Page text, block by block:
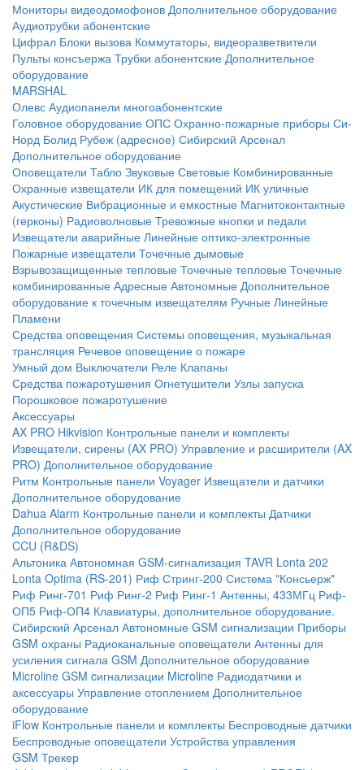
Мониторы видеодомофонов Дополнительное оборудование
Аудиотрубки абонентские
Цифрал Блоки вызова Коммутаторы, видеоразветвители
Пульты консъержа Трубки абонентские Дополнительное
оборудование
MARSHAL
Олевс Аудиопанели многоабонентские
Головное оборудование ОПС Охранно-пожарные приборы Си-
Норд Болид Рубеж (адресное) Сибирский Арсенал
Дополнительное оборудование
Оповещатели Табло Звуковые Световые Комбинированные
Охранные извещатели ИК для помещений ИК уличные
Акустические Вибрационные и емкостные Магнитоконтактные
(герконы) Радиоволновые Тревожные кнопки и педали
Извещатели аварийные Линейные оптико-электронные
Пожарные извещатели Точечные дымовые
Взрывозащищенные тепловые Точечные тепловые Точечные
комбинированные Адресные Автономные Дополнительное
оборудование к точечным извещателям Ручные Линейные
Пламени
Средства оповещения Системы оповещения, музыкальная
трансляция Речевое оповещение о пожаре
Умный дом Выключатели Реле Клапаны
Средства пожаротушения Огнетушители Узлы запуска
Порошковое пожаротушение
Аксессуары
AX PRO Hikvision Контрольные панели и комплекты
Извещатели, сирены (AX PRO) Управление и расширители (AX
PRO) Дополнительное оборудование
Ритм Контрольные панели Voyager Извещатели и датчики
Дополнительное оборудование
Dahua Alarm Контрольные панели и комплекты Датчики
Дополнительное оборудование
CCU (R&DS)
Альтоника Автономная GSM-сигнализация TAVR Lonta 202
Lonta Optima (RS-201) Риф Стринг-200 Система "Консьерж"
Риф Ринг-701 Риф Ринг-2 Риф Ринг-1 Антенны, 433МГц Риф-
ОП5 Риф-ОП4 Клавиатуры, дополнительное оборудование.
Сибирский Арсенал Автономные GSM сигнализации Приборы
GSM охраны Радиоканальные оповещатели Антенны для
усиления сигнала GSM Дополнительное оборудование
Microline GSM cигнализации Microline Радиодатчики и
аксессуары Управление отоплением Дополнительное
оборудование
iFlow Контрольные панели и комплекты Беспроводные датчики
Беспроводные оповещатели Устройства управления
GSM Трекер